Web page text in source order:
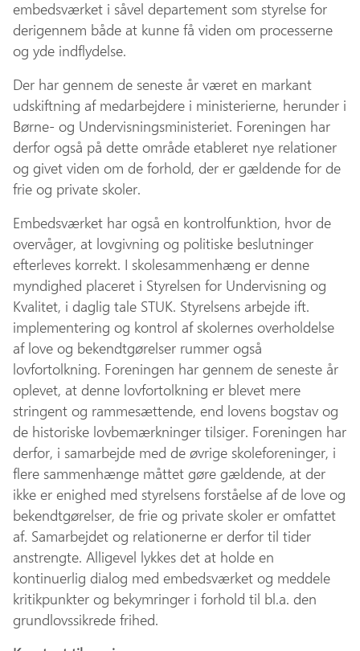
embedsværket i såvel departement som styrelse for
derigennem både at kunne få viden om processerne
og yde indflydelse.
Der har gennem de seneste år været en markant
udskiftning af medarbejdere i ministerierne, herunder i
Børne- og Undervisningsministeriet. Foreningen har
derfor også på dette område etableret nye relationer
og givet viden om de forhold, der er gældende for de
frie og private skoler.
Embedsværket har også en kontrolfunktion, hvor de
overvåger, at lovgivning og politiske beslutninger
efterleves korrekt. I skolesammenhæng er denne
myndighed placeret i Styrelsen for Undervisning og
Kvalitet, i daglig tale STUK. Styrelsens arbejde ift.
implementering og kontrol af skolernes overholdelse
af love og bekendtgørelser rummer også
lovfortolkning. Foreningen har gennem de seneste år
oplevet, at denne lovfortolkning er blevet mere
stringent og rammesættende, end lovens bogstav og
de historiske lovbemærkninger tilsiger. Foreningen har
derfor, i samarbejde med de øvrige skoleforeninger, i
flere sammenhænge måttet gøre gældende, at der
ikke er enighed med styrelsens forståelse af de love og
bekendtgørelser, de frie og private skoler er omfattet
af. Samarbejdet og relationerne er derfor til tider
anstrengte. Alligevel lykkes det at holde en
kontinuerlig dialog med embedsværket og meddele
kritikpunkter og bekymringer i forhold til bl.a. den
grundlovssikrede frihed.